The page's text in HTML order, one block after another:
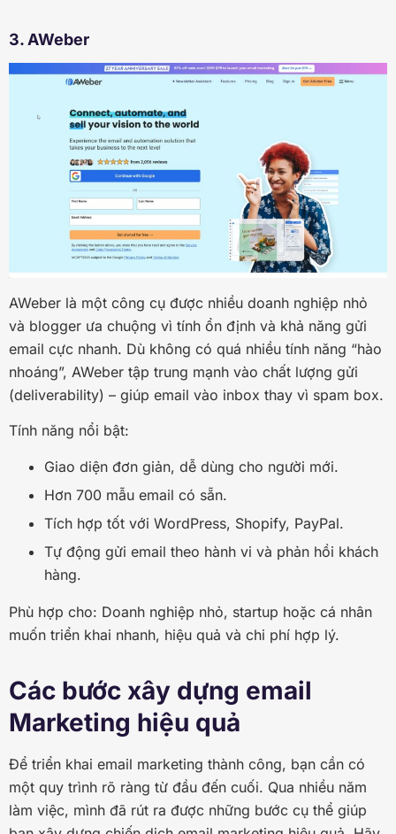
3. AWeber
AWeber là một công cụ được nhiều doanh nghiệp nhỏ
và blogger ưa chuộng vì tính ổn định và khả năng gửi
email cực nhanh. Dù không có quá nhiều tính năng “hào
nhoáng”, AWeber tập trung mạnh vào chất lượng gửi
(deliverability) – giúp email vào inbox thay vì spam box.
Tính năng nổi bật:
Giao diện đơn giản, dễ dùng cho người mới.
Hơn 700 mẫu email có sẵn.
Tích hợp tốt với WordPress, Shopify, PayPal.
Tự động gửi email theo hành vi và phản hồi khách
hàng.
Phù hợp cho: Doanh nghiệp nhỏ, startup hoặc cá nhân
muốn triển khai nhanh, hiệu quả và chi phí hợp lý.
Các bước xây dựng email
Marketing hiệu quả
Để triển khai email marketing thành công, bạn cần có
một quy trình rõ ràng từ đầu đến cuối. Qua nhiều năm
làm việc, mình đã rút ra được những bước cụ thể giúp